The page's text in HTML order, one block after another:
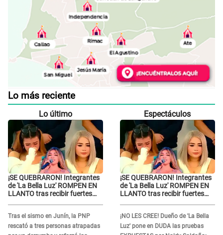
Lo más reciente
Lo último
¡SE QUEBRARON! Integrantes
de 'La Bella Luz' ROMPEN EN
LLANTO tras recibir fuertes
Naldy Saldaña
Tras el sismo en Junín, la PNP
rescató a tres personas atrapadas
Espectáculos
¡SE QUEBRARON! Integrantes
de 'La Bella Luz' ROMPEN EN
LLANTO tras recibir fuertes
Naldy Saldaña
¡NO LES CREE! Dueño de 'La Bella
Luz' pone en DUDA las pruebas